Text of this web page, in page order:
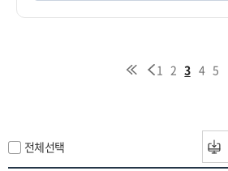
1 2 3 4 5
전체선택